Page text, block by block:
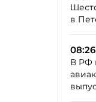
в
08:26
В РФ